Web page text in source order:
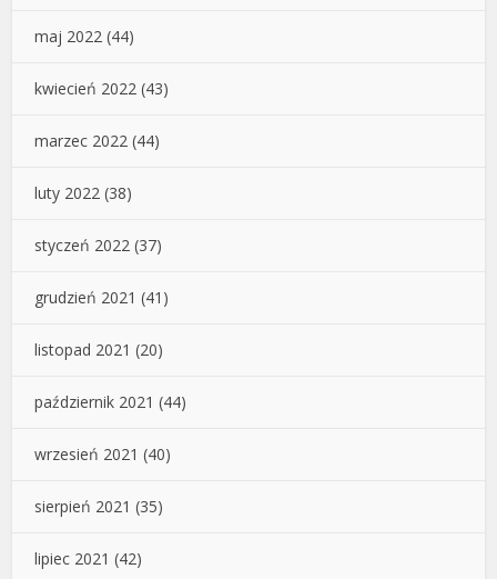
maj 2022 (44)
kwiecień 2022 (43)
marzec 2022 (44)
luty 2022 (38)
styczeń 2022 (37)
grudzień 2021 (41)
listopad 2021 (20)
październik 2021 (44)
wrzesień 2021 (40)
sierpień 2021 (35)
lipiec 2021 (42)